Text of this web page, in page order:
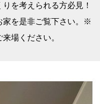
を考えられる方必見！
家を是非ご覧下さい。※
場ください。